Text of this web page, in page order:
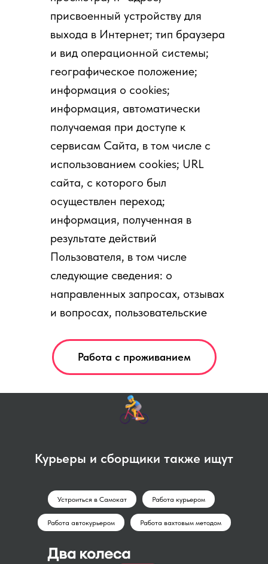
присвоенный устройству для
выхода в Интернет; тип браузера
и вид операционной системы;
географическое положение;
информация о cookies;
информация, автоматически
получаемая при доступе к
сервисам Сайта, в том числе с
использованием cookies; URL
сайта, с которого был
осуществлен переход;
информация, полученная в
результате действий
Пользователя, в том числе
следующие сведения: о
направленных запросах, отзывах
и вопросах, пользовательские
заполнения полей, показы и
просмотры баннеров и видео;
аудиторные сегменты;
параметры сессии.
Пользователя не являются
3. Согласие дается на
обработку персональных данных
Оператору как с
Работа с проживанием
Курьеры и сборщики также ищут
Устроиться в Самокат Работа курьером
Работа автокурьером Работа вахтовым методом